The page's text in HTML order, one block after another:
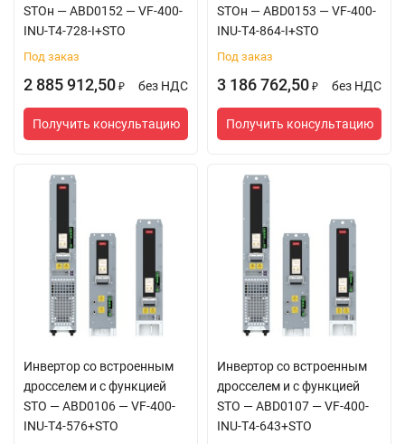
STOн — ABD0152 — VF-400-
INU-T4-728-I+STO
Под заказ
2 885 912,50 ₽ без НДС
Получить консультацию
STOн — ABD0153 — VF-400-
INU-T4-864-I+STO
Под заказ
3 186 762,50 ₽ без НДС
Получить консультацию
Инвертор со встроенным
дросселем и с функцией
STO — ABD0106 — VF-400-
INU-T4-576+STO
Инвертор со встроенным
дросселем и с функцией
STO — ABD0107 — VF-400-
INU-T4-643+STO